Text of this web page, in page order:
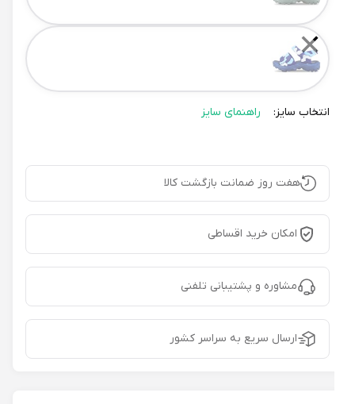
✕
انتخاب سایز: راهنمای سایز
هفت روز ضمانت بازگشت کالا
امکان خرید اقساطی
مشاوره و پشتیبانی تلفنی
ارسال سریع به سراسر کشور